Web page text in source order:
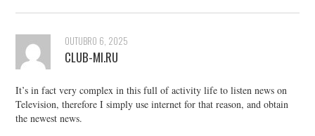
OUTUBRO 6, 2025
CLUB-MI.RU
It’s in fact very complex in this full of activity life to listen news on
Television, therefore I simply use internet for that reason, and obtain
the newest news.